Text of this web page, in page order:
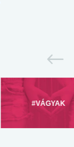
#VÁGYAK